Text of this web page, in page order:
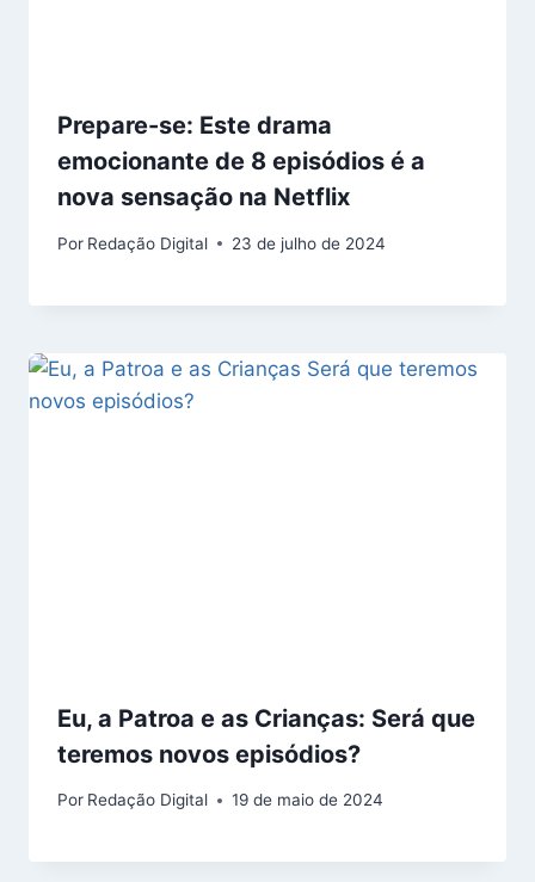
Prepare-se: Este drama
emocionante de 8 episódios é a
nova sensação na Netflix
Por Redação Digital 23 de julho de 2024
Eu, a Patroa e as Crianças: Será que
teremos novos episódios?
Por Redação Digital 19 de maio de 2024